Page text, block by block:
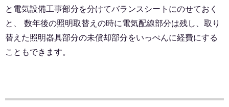
と電気設備工事部分を分けてバランスシートにのせておく
と、 数年後の照明取替えの時に電気配線部分は残し、取り
替えた照明器具部分の未償却部分をいっぺんに経費にする
こともできます。